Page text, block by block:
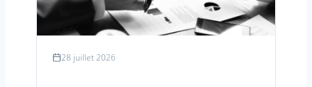
28 juillet 2026